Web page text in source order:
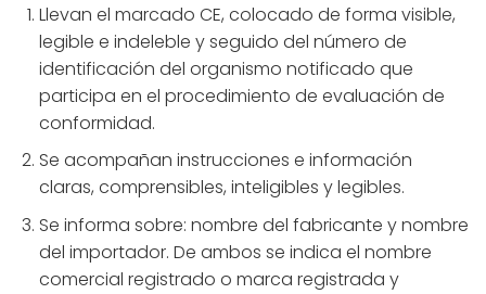
Llevan el marcado CE, colocado de forma visible,
legible e indeleble y seguido del número de
identificación del organismo notificado que
participa en el procedimiento de evaluación de
conformidad.
Se acompañan instrucciones e información
claras, comprensibles, inteligibles y legibles.
Se informa sobre: nombre del fabricante y nombre
del importador. De ambos se indica el nombre
comercial registrado o marca registrada y